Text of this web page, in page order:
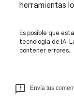
herramientas
Es posible que
tecnología de IA.
contener errores.
Envía tus